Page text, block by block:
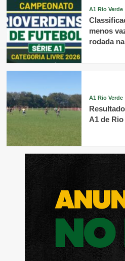
A1 Rio Verde
menos
rodada
A1 Rio Verde
A1 de Rio